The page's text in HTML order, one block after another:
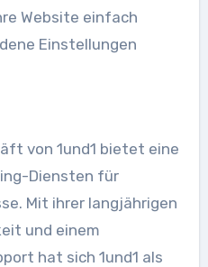
Website einfach
Einstellungen
von 1und1 bietet eine
Diensten für
Mit ihrer langjährigen
und einem
hat sich 1und1 als